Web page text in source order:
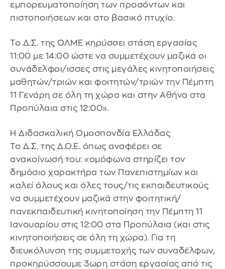
εμπορευματοποίηση των προσόντων και
πιστοποιήσεων και στο βασικό πτυχίο.
Το Δ.Σ. της ΟΛΜΕ κηρύσσει στάση εργασίας
11:00 με 14:00 ώστε να συμμετέχουν μαζικά οι
συνάδελφοι/ισσες στις μεγάλες κινητοποιήσεις
μαθητών/τριών και φοιτητών/τριών την Πέμπτη
11 Γενάρη σε όλη τη χώρα και στην Αθήνα στα
Προπύλαια στις 12:00».
Η Διδασκαλική Ομοσπονδία Ελλάδας
Το Δ.Σ. της Δ.Ο.Ε. όπως αναφέρει σε
ανακοίνωσή του: «ομόφωνα στηρίζει τον
δημόσιο χαρακτήρα των Πανεπιστημίων και
καλεί όλους και όλες τους/τις εκπαιδευτικούς
να συμμετέχουν μαζικά στην φοιτητική/
πανεκπαιδευτική κινητοποίηση την Πέμπτη 11
Ιανουαρίου στις 12:00 στα Προπύλαια (και στις
κινητοποιήσεις σε όλη τη χώρα). Για τη
διευκόλυνση της συμμετοχής των συναδέλφων,
προκηρύσσουμε 3ωρη στάση εργασίας από τις